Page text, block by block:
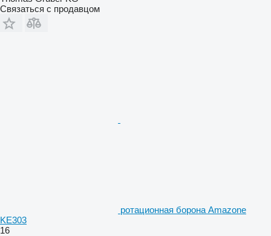
Связаться с продавцом
ротационная борона Amazone
KE303
16